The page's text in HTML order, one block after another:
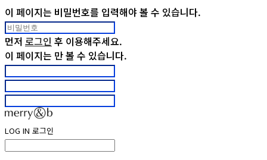
이 페이지는 비밀번호를 입력해야 볼 수 있습니다.
먼저 로그인 후 이용해주세요.
이 페이지는 만 볼 수 있습니다.
LOG IN 로그인